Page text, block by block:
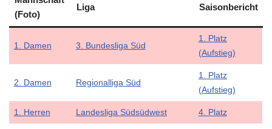
(Foto)
Liga Saisonbericht
1. Damen 3. Bundesliga Süd
1. Platz
(Aufstieg)
2. Damen Regionalliga Süd
1. Platz
(Aufstieg)
1. Herren Landesliga Südsüdwest 4. Platz